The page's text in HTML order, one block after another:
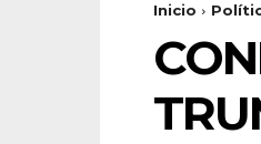
Inicio